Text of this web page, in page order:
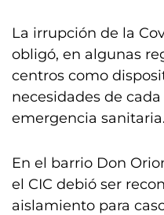
La irrupción de la
obligó, en algunas
centros como
necesidades de
emergencia sanitaria.
En el barrio Don
el CIC debió ser
aislamiento para